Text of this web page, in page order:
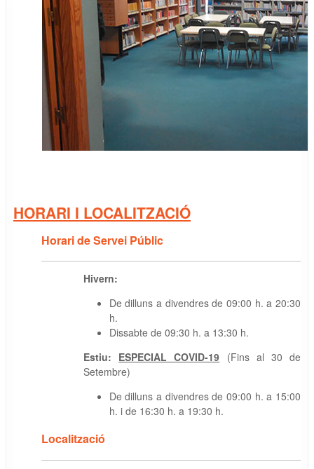
HORARI I LOCALITZACIÓ
Horari de Servei Públic
Hivern:
De dilluns a divendres de 09:00 h. a 20:30
h.
Dissabte de 09:30 h. a 13:30 h.
Estiu: ESPECIAL COVID-19 (Fins al 30 de
Setembre)
De dilluns a divendres de 09:00 h. a 15:00
h. i de 16:30 h. a 19:30 h.
Localització